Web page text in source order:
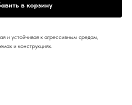
в корзину
и устойчивая к агрессивным средам,
и конструкциях.